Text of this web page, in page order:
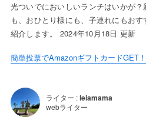
光ついでにおいしいランチはいかが
も、おひとり様にも、子連れにもお
紹介します。 2024年10月18日 更新
簡単投票でAmazonギフトカードGET！
ライター :leiamama
webライター